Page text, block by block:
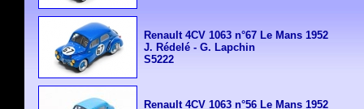
Renault 4CV 1063 n°67 Le Mans 1952
J. Rédelé - G. Lapchin
S5222
Renault 4CV 1063 n°56 Le Mans 1952